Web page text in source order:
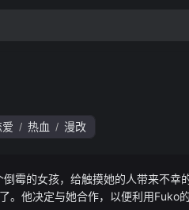
爱 / 热血 / 漫改
霉的女孩，给触摸她的人带来不幸
。他决定与她合作，以便利用Fuko